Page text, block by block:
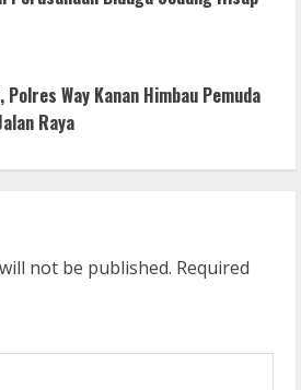
Way Kanan Himbau Pemuda
Raya
not be published. Required